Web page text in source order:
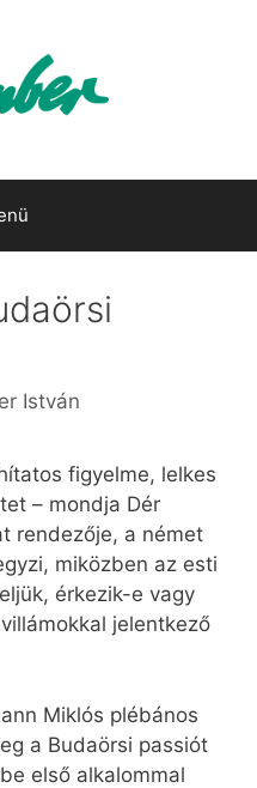
István
figyelme, lelkes
– mondja Dér
rendezője, a német
miközben az esti
érkezik-e vagy
jelentkező
Miklós plébános
a Budaörsi passiót
első alkalommal